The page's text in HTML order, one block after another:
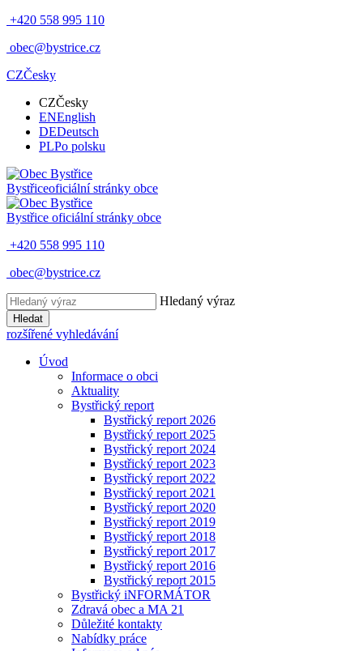
+420 558 995 110
obec@bystrice.cz
CZČesky
CZČesky
ENEnglish
DEDeutsch
PLPo polsku
Bystřiceoficiální stránky obce
Bystřice oficiální stránky obce
+420 558 995 110
obec@bystrice.cz
Hledaný výraz
Hledat
rozšířené vyhledávání
Úvod
Informace o obci
Aktuality
Bystřický report
Bystřický report 2026
Bystřický report 2025
Bystřický report 2024
Bystřický report 2023
Bystřický report 2022
Bystřický report 2021
Bystřický report 2020
Bystřický report 2019
Bystřický report 2018
Bystřický report 2017
Bystřický report 2016
Bystřický report 2015
Bystřický iNFORMÁTOR
Zdravá obec a MA 21
Důležité kontakty
Nabídky práce